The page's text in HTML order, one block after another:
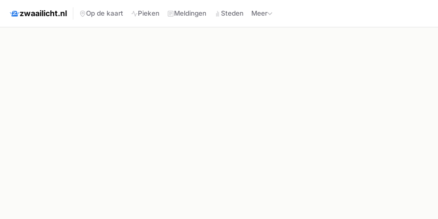
zwaailicht.nl Op de kaart Pieken Meldingen Steden Meer